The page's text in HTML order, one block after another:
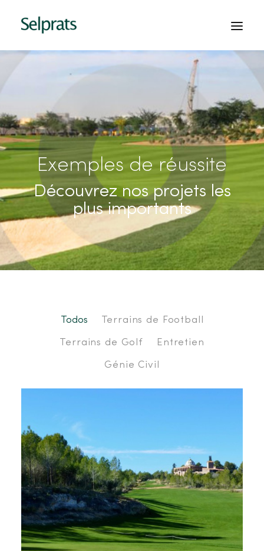
PROJECTS
SERVICES
CONTACTS
DEMANDER UN DEVIS
FRANÇAIS
Exemples de réussite
Découvrez nos projets les
plus importants
Todos
Terrains de Football
Terrains de Golf
Entretien
Génie Civil